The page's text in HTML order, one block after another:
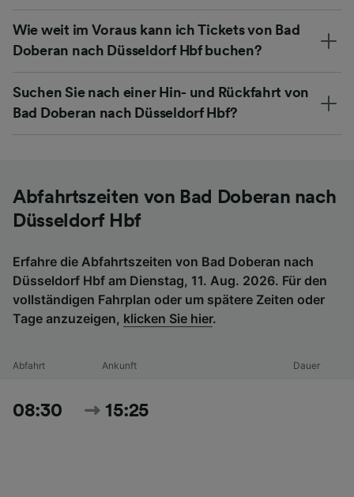
Wie weit im Voraus kann ich Tickets von Bad
Doberan nach Düsseldorf Hbf buchen?
Suchen Sie nach einer Hin- und Rückfahrt von
Bad Doberan nach Düsseldorf Hbf?
Abfahrtszeiten von Bad Doberan nach
Düsseldorf Hbf
Erfahre die Abfahrtszeiten von Bad Doberan nach
Düsseldorf Hbf am Dienstag, 11. Aug. 2026. Für den
vollständigen Fahrplan oder um spätere Zeiten oder
Tage anzuzeigen, klicken Sie hier.
Abfahrt Ankunft Dauer
08:30 15:25